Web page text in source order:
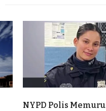
NYPD Polis Memuru